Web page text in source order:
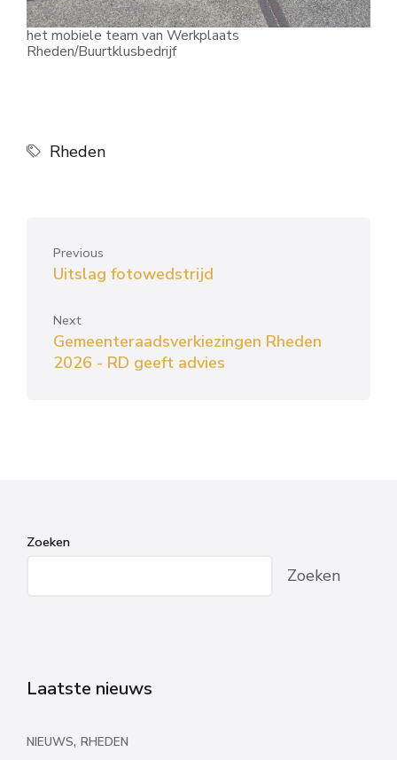
het mobiele team van Werkplaats
Rheden/Buurtklusbedrijf
Rheden
Previous
Uitslag fotowedstrijd
Next
Gemeenteraadsverkiezingen Rheden
2026 - RD geeft advies
Zoeken
Zoeken
Laatste nieuws
NIEUWS, RHEDEN